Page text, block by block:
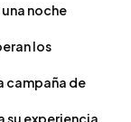
noche
los
campaña de
su experiencia